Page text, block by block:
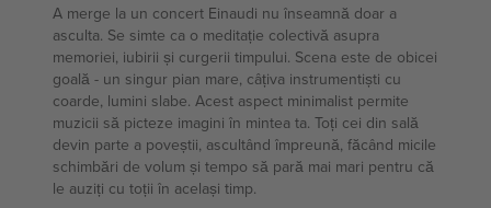
A merge la un concert Einaudi nu înseamnă doar a
asculta. Se simte ca o meditație colectivă asupra
memoriei, iubirii și curgerii timpului. Scena este de obicei
goală - un singur pian mare, câțiva instrumentiști cu
coarde, lumini slabe. Acest aspect minimalist permite
muzicii să picteze imagini în mintea ta. Toți cei din sală
devin parte a poveștii, ascultând împreună, făcând micile
schimbări de volum și tempo să pară mai mari pentru că
le auziți cu toții în același timp.